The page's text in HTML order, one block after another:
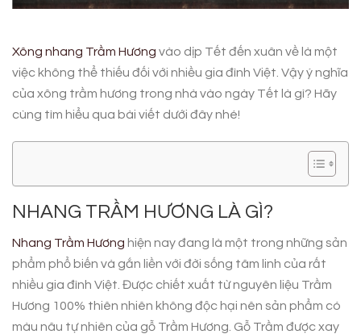
Xông nhang Trầm Hương vào dịp Tết đến xuân về là một
việc không thể thiếu đối với nhiều gia đình Việt. Vậy ý nghĩa
của xông trầm hương trong nhà vào ngày Tết là gì? Hãy
cùng tìm hiểu qua bài viết dưới đây nhé!
NHANG TRẦM HƯƠNG LÀ GÌ?
Nhang Trầm Hương hiện nay đang là một trong những sản
phẩm phổ biến và gắn liền với đời sống tâm linh của rất
nhiều gia đình Việt. Được chiết xuất từ nguyên liệu Trầm
Hương 100% thiên nhiên không độc hại nên sản phẩm có
màu nâu tự nhiên của gỗ Trầm Hương. Gỗ Trầm được xay